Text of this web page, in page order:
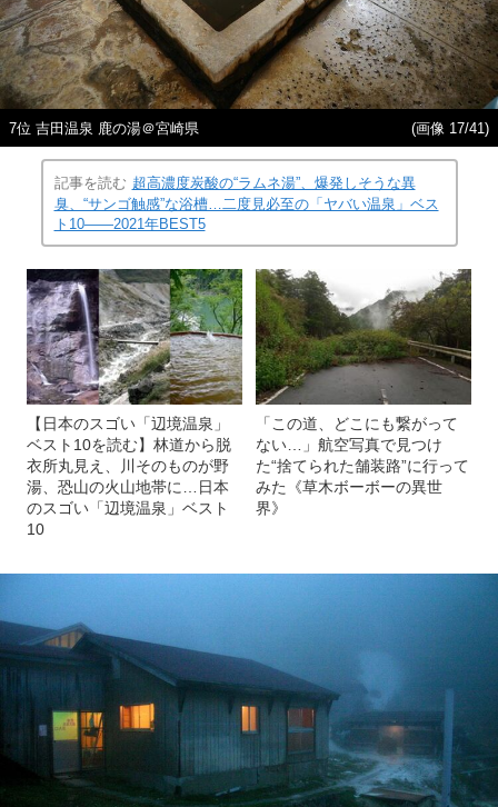
7位 吉田温泉 鹿の湯＠宮崎県 (画像 17/41)
記事を読む 超高濃度炭酸の“ラムネ湯”、爆発しそうな異
臭、“サンゴ触感”な浴槽…二度見必至の「ヤバい温泉」ベス
ト10――2021年BEST5
【日本のスゴい「辺境温泉」
ベスト10を読む】林道から脱
衣所丸見え、川そのものが野
湯、恐山の火山地帯に…日本
のスゴい「辺境温泉」ベスト
10
「この道、どこにも繋がって
ない…」航空写真で見つけ
た“捨てられた舗装路”に行って
みた《草木ボーボーの異世
界》